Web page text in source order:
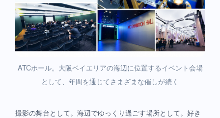
ATCホール。大阪ベイエリアの海辺に位置するイベント会場
として、年間を通じてさまざまな催しが続く
撮影の舞台として。海辺でゆっくり過ごす場所として。好き